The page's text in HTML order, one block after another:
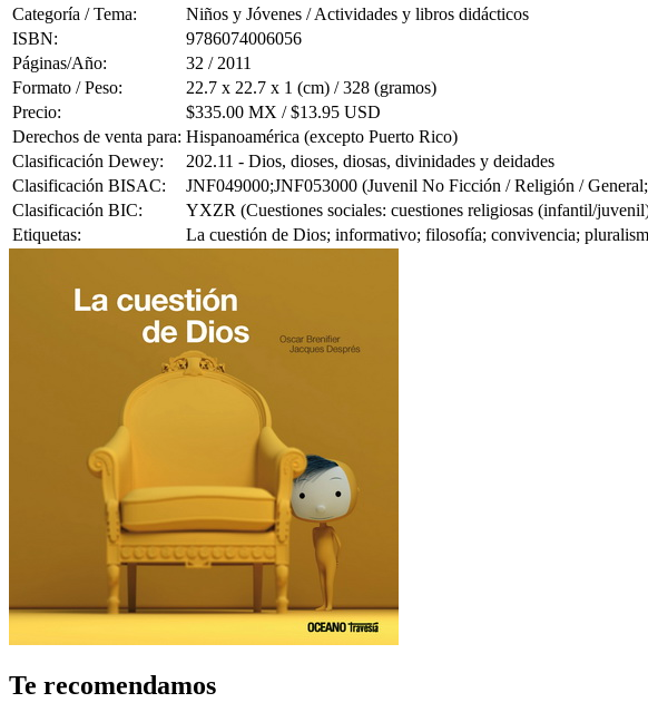
Categoría / Tema:
Niños y Jóvenes / Actividades y libros didácticos
ISBN:
9786074006056
Páginas/Año:
32 / 2011
Formato / Peso:
22.7 x 22.7 x 1 (cm) / 328 (gramos)
Precio:
$335.00 MX / $13.95 USD
Derechos de venta para: Hispanoamérica (excepto Puerto Rico)
Clasificación Dewey:
202.11 - Dios, dioses, diosas, divinidades y deidades
Clasificación BISAC:
JNF049000;JNF053000 (Juvenil No Ficción / Religión /
Clasificación BIC:
YXZR (Cuestiones sociales: cuestiones religiosas (infantil/
Etiquetas:
La cuestión de Dios; informativo; filosofía; convivencia;
Te recomendamos